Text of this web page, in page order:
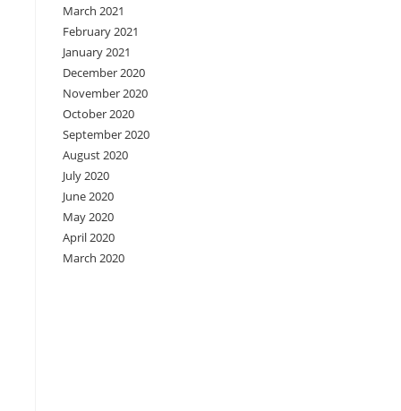
March 2021
February 2021
January 2021
December 2020
November 2020
October 2020
September 2020
August 2020
July 2020
June 2020
May 2020
April 2020
March 2020